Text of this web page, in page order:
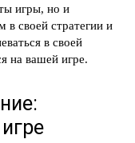
игры, но и
в своей стратегии и
в своей
на вашей игре.